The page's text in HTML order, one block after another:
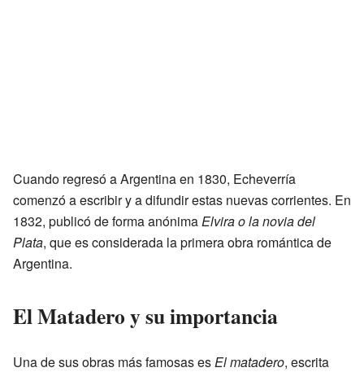
Cuando regresó a Argentina en 1830, Echeverría
comenzó a escribir y a difundir estas nuevas corrientes. En
1832, publicó de forma anónimaElvira o la novia del
Plata, que es considerada la primera obra romántica de
Argentina.
El Matadero y su importancia
Una de sus obras más famosas esEl matadero, escrita